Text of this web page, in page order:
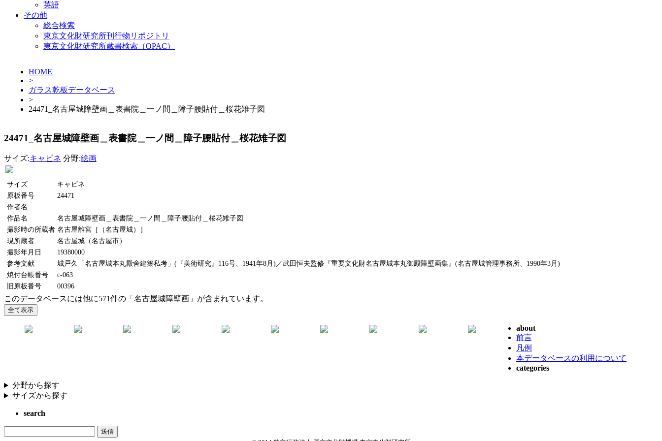
英語
その他
総合検索
東京文化財研究所刊行物リポジトリ
東京文化財研究所蔵書検索（OPAC）
HOME
>
ガラス乾板データベース
>
24471_名古屋城障壁画＿表書院＿一ノ間＿障子腰貼付＿桜花雉子図
24471_名古屋城障壁画＿表書院＿一ノ間＿障子腰貼付＿桜花雉子図
サイズ:キャビネ 分野:絵画
サイズ
キャビネ
原板番号
24471
作者名
作品名
名古屋城障壁画＿表書院＿一ノ間＿障子腰貼付＿桜花雉子図
撮影時の所蔵者 名古屋離宮［（名古屋城）］
現所蔵者
名古屋城（名古屋市）
撮影年月日
19380000
参考文献
城戸久「名古屋城本丸殿舍建築私考」(『美術研究』116号、1941年8月)／武田恒夫監修『重要文化財名古屋城本丸御殿障壁画集』(名古屋城管理事務所、1990年3月)
焼付台帳番号
c-063
旧原板番号
00396
このデータベースには他に571件の「名古屋城障壁画」が含まれています。
about
前言
凡例
本データベースの利用について
categories
分野から探す
サイズから探す
search